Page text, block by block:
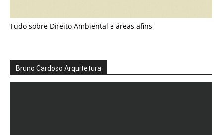
Tudo sobre Direito Ambiental e áreas afins
Bruno Cardoso Arquitetura